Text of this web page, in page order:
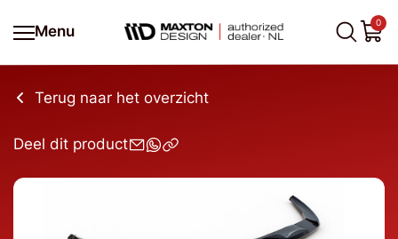
Menu
0
Terug naar het overzicht
Deel dit product